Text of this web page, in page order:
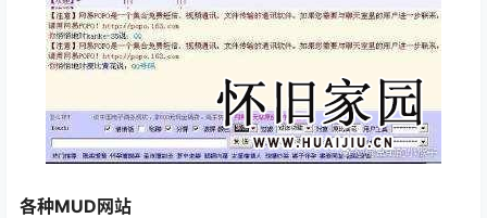
各种MUD网站